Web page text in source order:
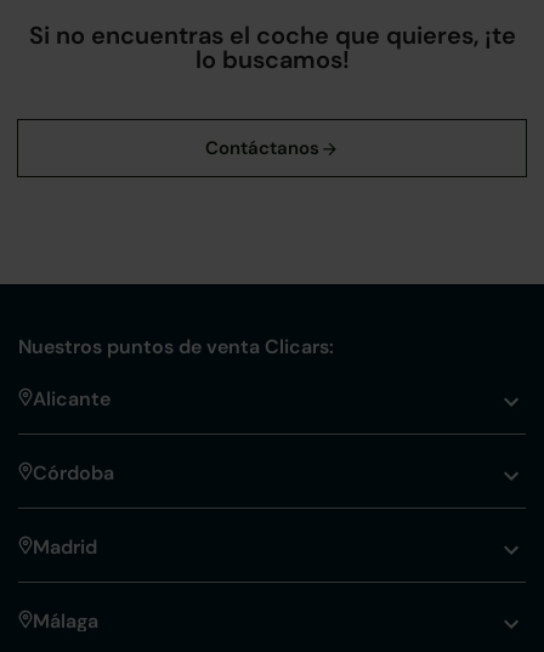
Si no encuentras el coche que quieres, ¡te
lo buscamos!
Nuestros puntos de venta Clicars:
Alicante
Córdoba
Madrid
Málaga